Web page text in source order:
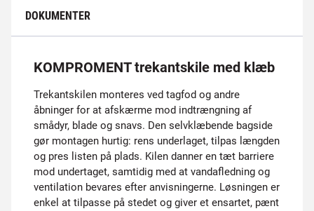
DOKUMENTER
KOMPROMENT trekantskile med klæb
Trekantskilen monteres ved tagfod og andre
åbninger for at afskærme mod indtrængning af
smådyr, blade og snavs. Den selvklæbende bagside
gør montagen hurtig: rens underlaget, tilpas længden
og pres listen på plads. Kilen danner en tæt barriere
mod undertaget, samtidig med at vandafledning og
ventilation bevares efter anvisningerne. Løsningen er
enkel at tilpasse på stedet og giver et ensartet, pænt